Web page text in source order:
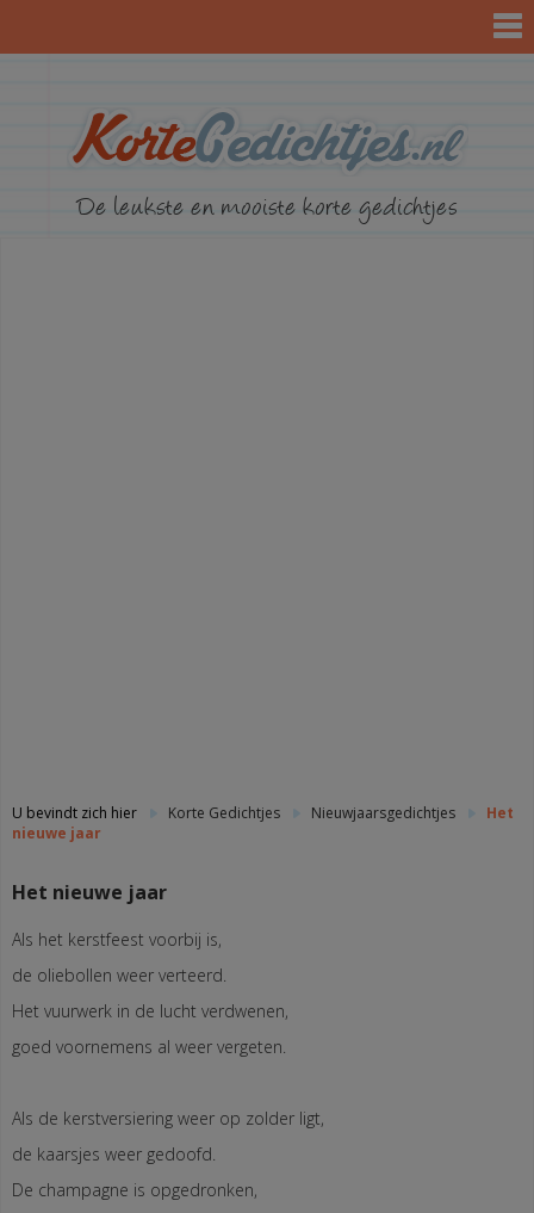
De leukste en mooiste korte gedichtjes
U bevindt zich hier Korte Gedichtjes Nieuwjaarsgedichtjes
Het
nieuwe jaar
Het nieuwe jaar
Als het kerstfeest voorbij is,
de oliebollen weer verteerd.
Het vuurwerk in de lucht verdwenen,
goed voornemens al weer vergeten.
Als de kerstversiering weer op zolder ligt,
de kaarsjes weer gedoofd.
De champagne is opgedronken,